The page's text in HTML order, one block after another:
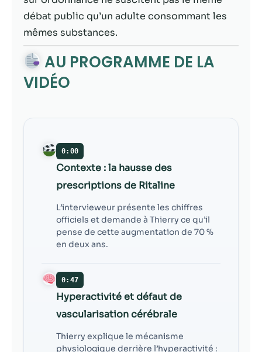
débat public qu’un adulte consommant les
mêmes substances.
AU PROGRAMME DE LA
VIDÉO
0:00
Contexte : la hausse des
prescriptions de Ritaline
L’intervieweur présente les chiffres
officiels et demande à Thierry ce qu’il
pense de cette augmentation de 70 %
en deux ans.
0:47
Hyperactivité et défaut de
vascularisation cérébrale
Thierry explique le mécanisme
physiologique derrière l’hyperactivité :
En partageant
votre intérêt et
contenu et des
offres